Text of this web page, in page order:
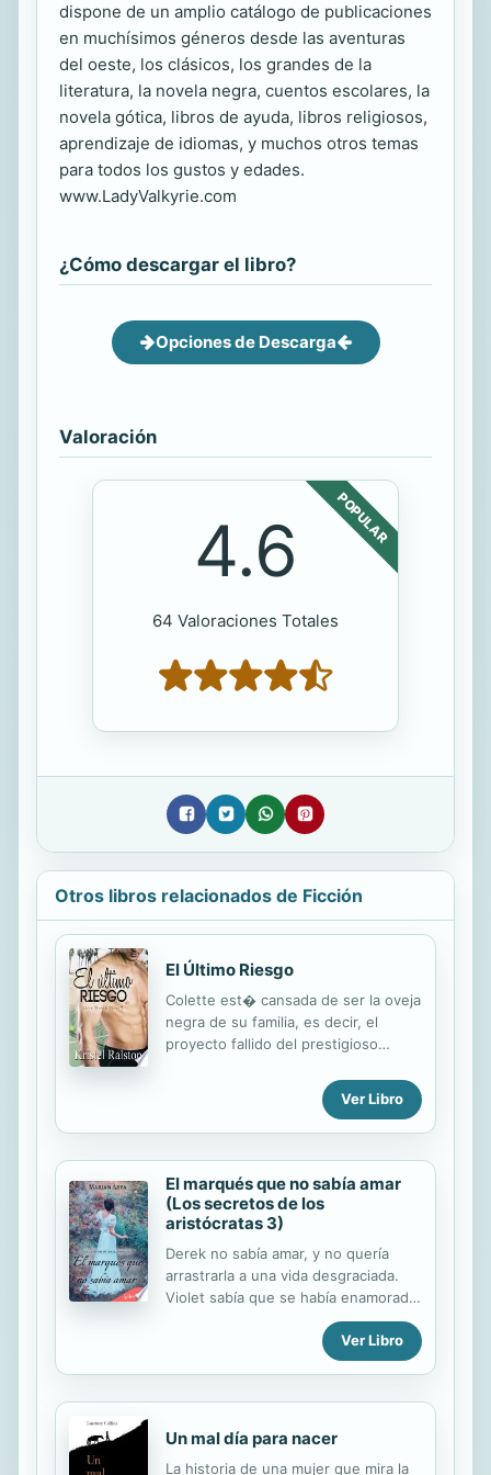
dispone de un amplio catálogo de publicaciones
en muchísimos géneros desde las aventuras
del oeste, los clásicos, los grandes de la
literatura, la novela negra, cuentos escolares, la
novela gótica, libros de ayuda, libros religiosos,
aprendizaje de idiomas, y muchos otros temas
para todos los gustos y edades.
www.LadyValkyrie.com
¿Cómo descargar el libro?
Opciones de Descarga
Valoración
POPULAR
4.6
64 Valoraciones Totales
Otros libros relacionados de Ficción
El Último Riesgo
Colette est� cansada de ser la oveja
negra de su familia, es decir, el
proyecto fallido del prestigioso
nunca, est� dispuesta a demostrar
su val�a profesional como
periodista. Cuando le llega una
jug�rselo todo. Pero no cuenta con
reencontrarse con la �nica persona
capaz de confundirla lo suficiente
determinaci�n de alejarse de
aquello que todos llaman tentaci�n.
Sin embargo, lo m�s dif�cil ser�
lidiar con un gran secreto que
llegar� para desequilibrarla,
dej�ndola confusa y...
Ver Libro
El marqués que no sabía amar
(Los secretos de los
aristócratas 3)
Derek no sabía amar, y no quería
arrastrarla a una vida desgraciada.
Violet sabía que se había enamorado
del hombre equivocado, nunca un
lord se iba a casar con ella. Derek
Carlington era un joven lord que
estuvo llena de caras agrias y de
obligaciones que su padre se
ocupaba de supervisar, aunque no
Ver Libro
Un mal día para nacer
La historia de una mujer que mira la